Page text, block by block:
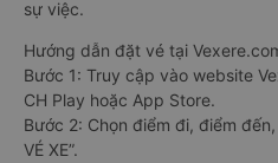
sự việc.
Hướng dẫn đặt vé tại
Bước 1: Truy cập vào website
CH Play hoặc App Store.
Bước 2: Chọn điểm đi, điểm
VÉ XE”.